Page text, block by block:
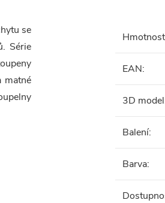
se
Série
matné
Hmotnost
EAN:
3D model
Balení:
Barva: